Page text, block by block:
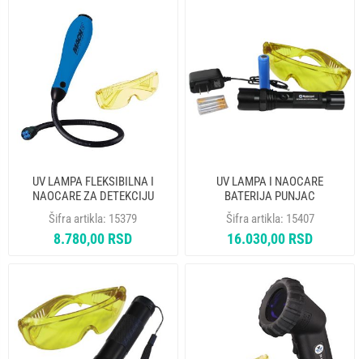
UV LAMPA FLEKSIBILNA I
NAOCARE ZA DETEKCIJU
CURENJA GASA MASTERCOOL
53515
Šifra artikla: 15379
8.780,00 RSD
UV LAMPA I NAOCARE
BATERIJA PUNJAC
MASTERCOOL 53518-UV-220
Šifra artikla: 15407
16.030,00 RSD